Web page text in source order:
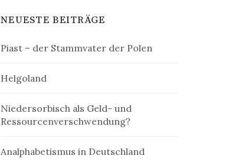
NEUESTE BEITRÄGE
Piast – der Stammvater der Polen
Helgoland
Niedersorbisch als Geld- und
Ressourcenverschwendung?
Analphabetismus in Deutschland